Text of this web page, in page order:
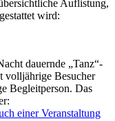
Auflistung,
wird:
dauernde „Tanz“-
volljährige Besucher
Begleitperson. Das
einer Veranstaltung